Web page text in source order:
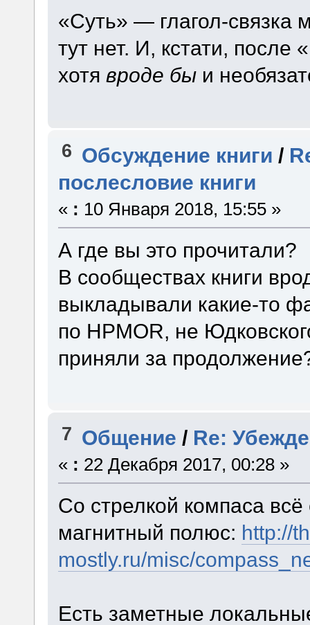
«Суть» — глагол-связка
тут нет. И, кстати, после
хотя вроде быи
6 Обсуждение книги /
послесловие книги
« : 10 Января 2018, 15:55 »
А где вы это прочитали?
В сообществах книги
выкладывали какие-то
по HPMOR, не
приняли за
7 Общение / Re:
« : 22 Декабря 2017, 00:28 »
Со стрелкой компаса
магнитный полюс: http://
mostly.ru/misc/
Есть заметные